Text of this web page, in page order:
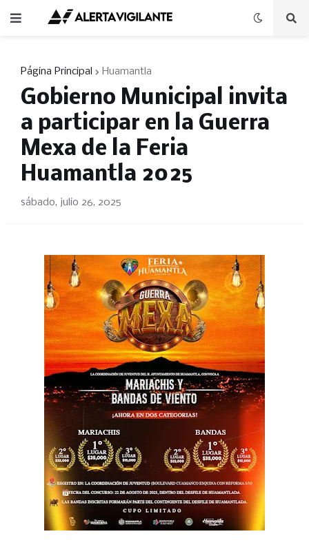
Página Principal Huamantla
Gobierno Municipal invita
a participar en la Guerra
Mexa de la Feria
Huamantla 2025
sábado, julio 26, 2025